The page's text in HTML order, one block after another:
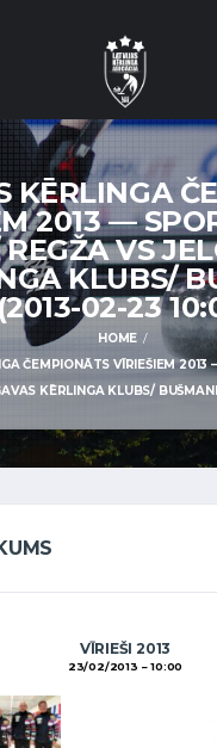
KĒRLINGA
2013 —
VS
KLUBS/
02-23
HOME
ČEMPIONĀTS VĪRIEŠIEM
KĒRLINGA KLUBS/
VĪRIEŠI 2013
23/02/2013 10:00